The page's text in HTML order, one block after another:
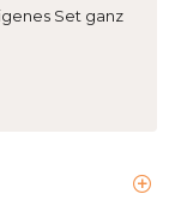
Set ganz